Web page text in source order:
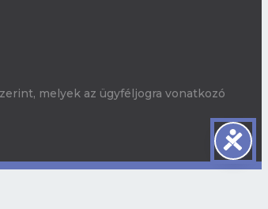
melyek az ügyféljogra vonatkozó